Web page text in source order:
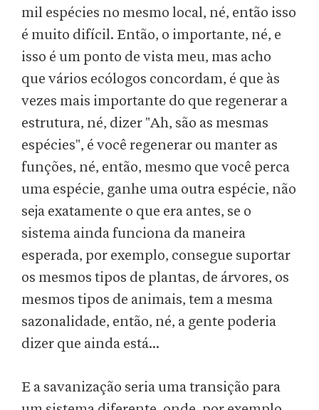
mil espécies no mesmo local, né, então isso
é muito difícil. Então, o importante, né, e
isso é um ponto de vista meu, mas acho
que vários ecólogos concordam, é que às
vezes mais importante do que regenerar a
estrutura, né, dizer "Ah, são as mesmas
espécies", é você regenerar ou manter as
funções, né, então, mesmo que você perca
uma espécie, ganhe uma outra espécie, não
seja exatamente o que era antes, se o
sistema ainda funciona da maneira
esperada, por exemplo, consegue suportar
os mesmos tipos de plantas, de árvores, os
mesmos tipos de animais, tem a mesma
sazonalidade, então, né, a gente poderia
dizer que ainda está...
E a savanização seria uma transição para